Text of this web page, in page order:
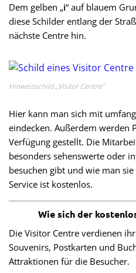
Dem gelben „i“ auf blauem
diese Schilder entlang der
nächste Centre hin.
Hinweisschild „Visitor Centre“
Hier kann man sich mit
eindecken. Außerdem werden
Verfügung gestellt. Die
besonders sehenswerte oder
besuchen gibt und wie man
Service ist kostenlos.
Wie sich der
Die Visitor Centre verdienen
Souvenirs, Postkarten und
Attraktionen für die Besucher.